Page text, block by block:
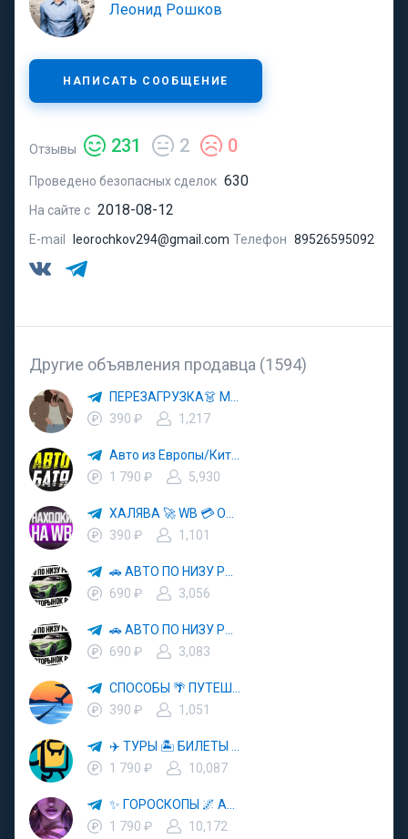
Леонид Рошков
НАПИСАТЬ СООБЩЕНИЕ
Отзывы 231 2 0
Проведено безопасных сделок 630
На сайте с 2018-08-12
E-mail leorochkov294@gmail.com Телефон 89526595092
Другие объявления продавца (1594)
390 ₽
1,217
1 790 ₽
5,930
390 ₽
1,101
690 ₽
3,056
690 ₽
3,083
390 ₽
1,051
1 790 ₽
10,087
1 790 ₽
10,172